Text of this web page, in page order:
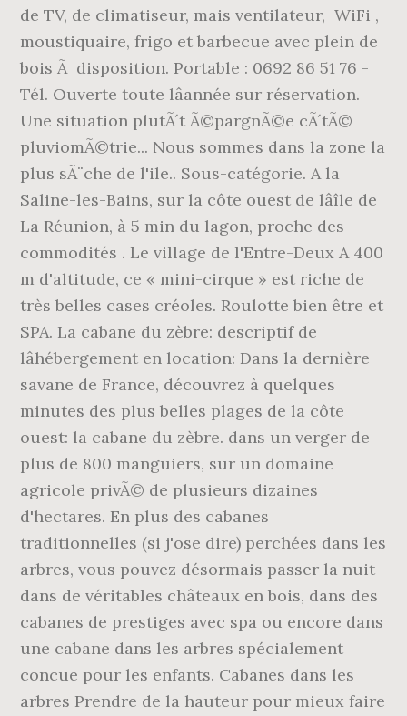
de TV, de climatiseur, mais ventilateur, WiFi ,
moustiquaire, frigo et barbecue avec plein de
bois Ã disposition. Portable : 0692 86 51 76 -
Tél. Ouverte toute lâannée sur réservation.
Une situation plutÃ´t Ã©pargnÃ©e cÃ´tÃ©
pluviomÃ©trie... Nous sommes dans la zone la
plus sÃ¨che de l'ile.. Sous-catégorie. A la
Saline-les-Bains, sur la côte ouest de lâîle de
La Réunion, à 5 min du lagon, proche des
commodités . Le village de l'Entre-Deux A 400
m d'altitude, ce « mini-cirque » est riche de
très belles cases créoles. Roulotte bien être et
SPA. La cabane du zèbre: descriptif de
lâhébergement en location: Dans la dernière
savane de France, découvrez à quelques
minutes des plus belles plages de la côte
ouest: la cabane du zèbre. dans un verger de
plus de 800 manguiers, sur un domaine
agricole privÃ© de plusieurs dizaines
d'hectares. En plus des cabanes
traditionnelles (si j'ose dire) perchées dans les
arbres, vous pouvez désormais passer la nuit
dans de véritables châteaux en bois, dans des
cabanes de prestiges avec spa ou encore dans
une cabane dans les arbres spécialement
concue pour les enfants. Cabanes dans les
arbres Prendre de la hauteur pour mieux faire